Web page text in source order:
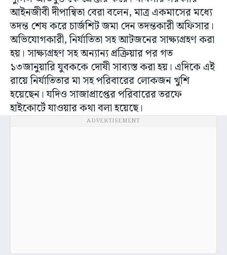
আইনজীবী দীপান্বিতা বেরা বলেন, মাত্র একমাসের মধ্যে
তদন্ত শেষ করে চার্জশিট জমা দেন তদন্তকারী অফিসার।
অভিযোগকারী, নির্যাতিতা সহ আটজনের সাক্ষ্যগ্রহণ করা
হয়। সাক্ষ্যগ্রহণ সহ অন্যান্য প্রক্রিয়ার পর গত
১৩জানুয়ারি যুবককে দোষী সাব্যস্ত করা হয়। এদিকে এই
রায়ে নির্যাতিতার মা সহ পরিবারের লোকজন খুশি
হয়েছেন। যদিও সাজাপ্রাপ্তের পরিবারের তরফে
হাইকোর্টে যাওয়ার কথা বলা হয়েছে।
ADVERTISEMENT